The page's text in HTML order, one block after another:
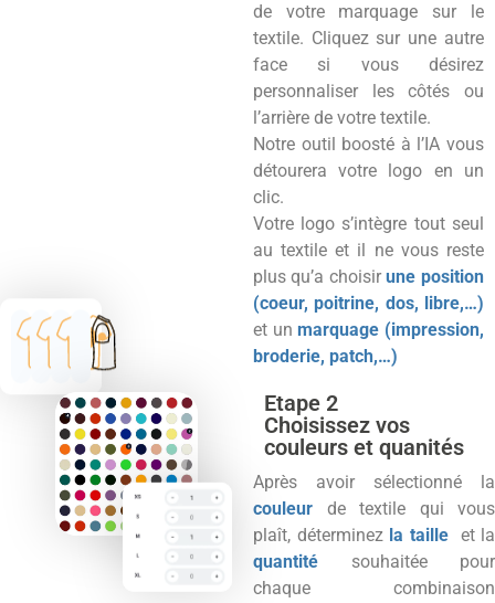
de votre marquage sur le
textile. Cliquez sur une autre
face si vous désirez
personnaliser les côtés ou
l’arrière de votre textile.
Notre outil boosté à l’IA vous
détourera votre logo en un
clic.
Votre logo s’intègre tout seul
au textile et il ne vous reste
plus qu’a choisirune position
(coeur, poitrine, dos, libre,…)
et unmarquage (impression,
broderie, patch,…)
Etape 2
Choisissez vos
couleurs et quanités
Après avoir sélectionné la
couleur de textile qui vous
plaît, déterminez la taille et la
quantité souhaitée pour
chaque combinaison